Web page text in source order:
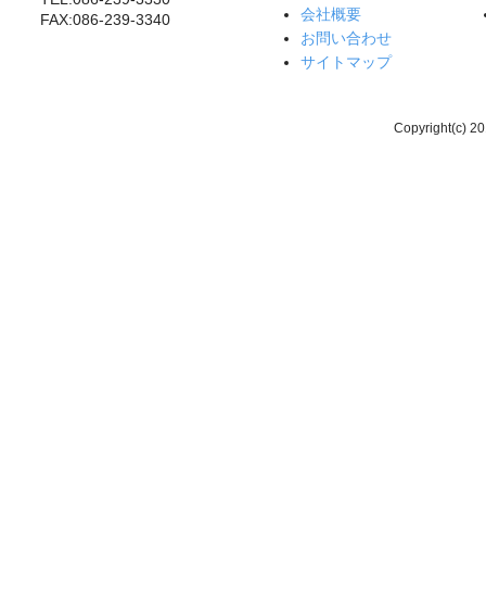
FAX:086-239-3340
会社概要
お問い合わせ
サイトマップ
Copyright(c)